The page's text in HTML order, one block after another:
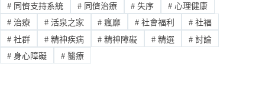
#同儕支持系統 #同儕治療 # 失序 # 心理健康
#治療 #活泉之家 # 瘋靡 # 社會福利 # 社福
#社群 #精神疾病 # 精神障礙 # 精選 # 討論
#身心障礙 #醫療